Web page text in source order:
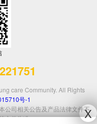
care Community. All Rights
号-1
公司相关公告及产品法律文件不
文件为准。
X